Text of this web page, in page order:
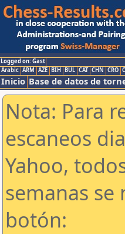
Logged on: Gast
Arabic ARM AZE BIH BUL CAT CHN CRO
Inicio Base de datos de
Nota: Para
escaneos
Yahoo,
semanas
botón: